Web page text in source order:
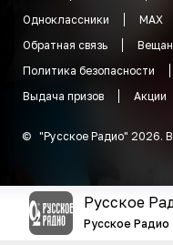
Одноклассники
MAX
Обратная связь
Политика безопасности
Выдача призов
Акции
© "Русское Радио" 2026.
Русское
Русское Радио